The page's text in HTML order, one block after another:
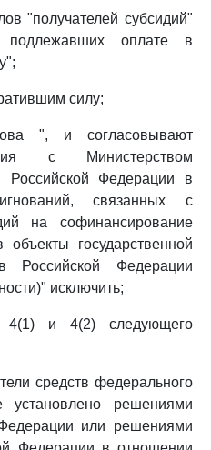
"получателей субсидий"
оплате в
силу;
", и согласовывают
с Министерством
Российской Федерации в
связанных с
на софинансирование
государственной
Российской Федерации
исключить;
4(1) и 4(2) следующего
средств федерального
решениями
или решениями